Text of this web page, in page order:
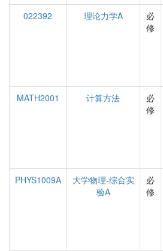
022392
理论力学A
必
修
MATH2001
计算方法
必
修
PHYS1009A
大学物理-综合实
验A
必
修